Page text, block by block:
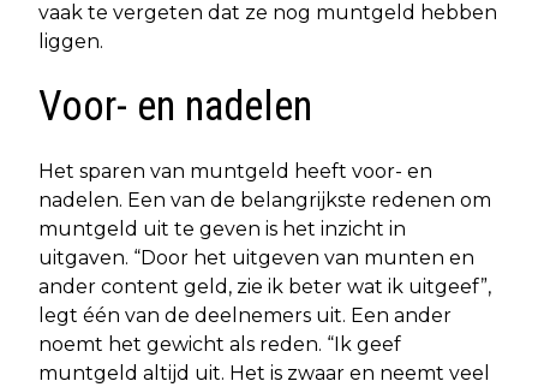
vaak te vergeten dat ze nog muntgeld hebben
liggen.
Voor- en nadelen
Het sparen van muntgeld heeft voor- en
nadelen. Een van de belangrijkste redenen om
muntgeld uit te geven is het inzicht in
uitgaven. “Door het uitgeven van munten en
ander content geld, zie ik beter wat ik uitgeef”,
legt één van de deelnemers uit. Een ander
noemt het gewicht als reden. “Ik geef
muntgeld altijd uit. Het is zwaar en neemt veel